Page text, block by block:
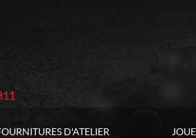
D'ATELIER